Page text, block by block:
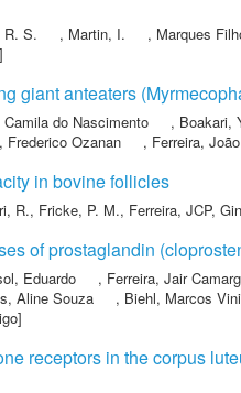
R. S. , Martin, I. , Marques
giant anteaters
Camila do Nascimento , Boakari,
Frederico Ozanan , Ferreira,
in bovine follicles
R., Fricke, P. M., Ferreira, JCP,
of prostaglandin
Eduardo , Ferreira, Jair
Aline Souza , Biehl, Marcos
receptors in the corpus